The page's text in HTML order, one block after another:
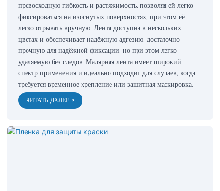
превосходную гибкость и растяжимость, позволяя ей легко
фиксироваться на изогнутых поверхностях, при этом её
легко отрывать вручную. Лента доступна в нескольких
цветах и ​​обеспечивает надёжную адгезию: достаточно
прочную для надёжной фиксации, но при этом легко
удаляемую без следов. Малярная лента имеет широкий
спектр применения и идеально подходит для случаев, когда
требуется временное крепление или защитная маскировка.
ЧИТАТЬ ДАЛЕЕ >